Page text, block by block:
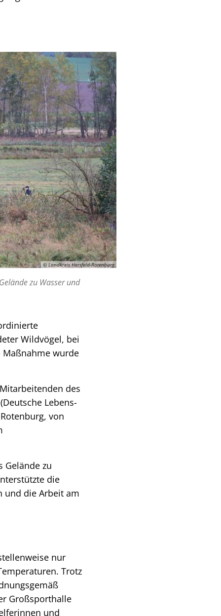
© Landkreis Hersfeld-Rotenburg
zu Wasser und
Wildvögel, bei
Maßnahme wurde
des
Lebens-
von
Gelände zu
die
und die Arbeit am
nur
Trotz
Großsporthalle
und